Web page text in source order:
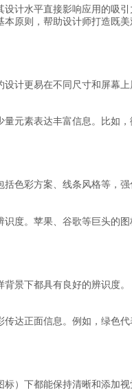
计水平直接影响应用的吸
原则，帮助设计师打造既
计更易在不同尺寸和屏幕上
元素表达丰富信息。比如
色彩方案、线条风格等，强
度。苹果、谷歌等巨头的图
景下都具有良好的辨识度。
达正面信息。例如，绿色代
）下都能保持清晰和添加视